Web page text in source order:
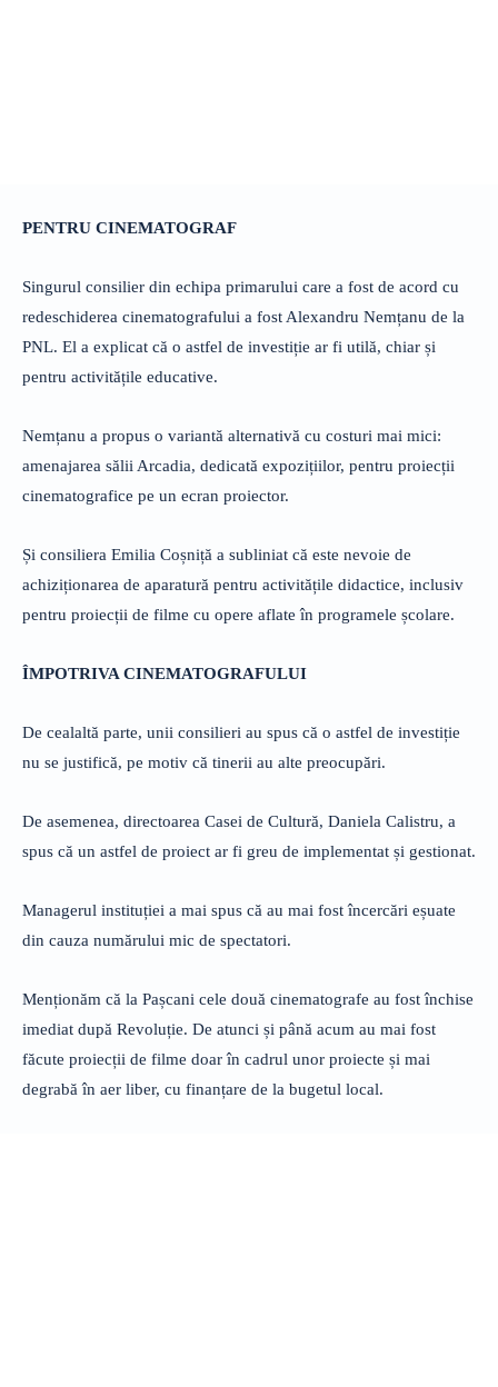
PENTRU CINEMATOGRAF
Singurul consilier din echipa primarului care a fost de acord cu
redeschiderea cinematografului a fost Alexandru Nemțanu de la
PNL. El a explicat că o astfel de investiție ar fi utilă, chiar și
pentru activitățile educative.
Nemțanu a propus o variantă alternativă cu costuri mai mici:
amenajarea sălii Arcadia, dedicată expozițiilor, pentru proiecții
cinematografice pe un ecran proiector.
Și consiliera Emilia Coșniță a subliniat că este nevoie de
achiziționarea de aparatură pentru activitățile didactice, inclusiv
pentru proiecții de filme cu opere aflate în programele școlare.
ÎMPOTRIVA CINEMATOGRAFULUI
De cealaltă parte, unii consilieri au spus că o astfel de investiție
nu se justifică, pe motiv că tinerii au alte preocupări.
De asemenea, directoarea Casei de Cultură, Daniela Calistru, a
spus că un astfel de proiect ar fi greu de implementat și gestionat.
Managerul instituției a mai spus că au mai fost încercări eșuate
din cauza numărului mic de spectatori.
Menționăm că la Pașcani cele două cinematografe au fost închise
imediat după Revoluție. De atunci și până acum au mai fost
făcute proiecții de filme doar în cadrul unor proiecte și mai
degrabă în aer liber, cu finanțare de la bugetul local.